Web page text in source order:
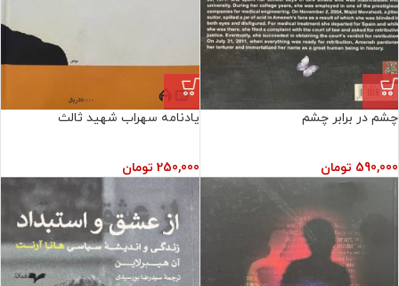
چشم در برابر چشم
590,000 تومان
یادنامه سهراب شهید ثالث
250,000 تومان